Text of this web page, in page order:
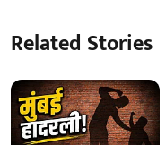
Related Stories